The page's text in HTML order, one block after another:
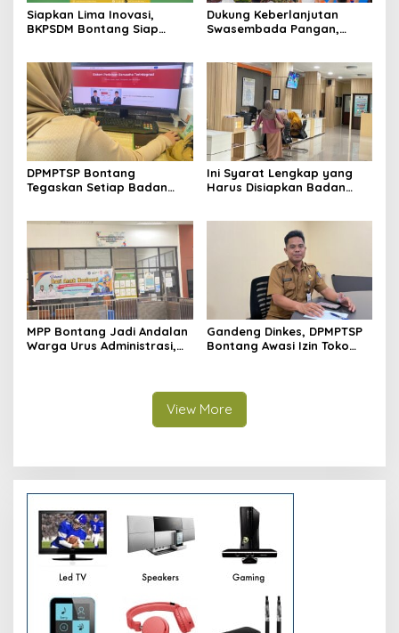
Siapkan Lima Inovasi,
BKPSDM Bontang Siap
Dukung Keberlanjutan
Swasembada Pangan,
Pupuk Kaltim
DPMPTSP Bontang
Tegaskan Setiap Badan
Ini Syarat Lengkap yang
Harus Disiapkan Badan
MPP Bontang Jadi Andalan
Warga Urus Administrasi,
Gandeng Dinkes, DPMPTSP
Bontang Awasi Izin Toko
View More